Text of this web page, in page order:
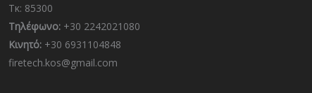
Τκ: 85300
Τηλέφωνο:+30 2242021080
Κινητό:+30 6931104848
firetech.kos@gmail.com